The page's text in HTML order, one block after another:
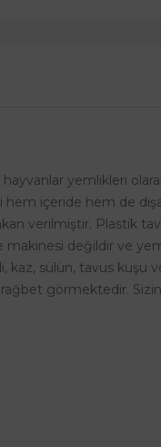
yemlikleri
içeride hem de
verilmiştir. Plastik
makinesi değildir ve
sülün, tavus kuşu
görmektedir.